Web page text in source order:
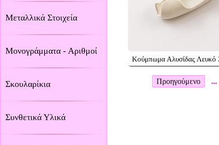
Μεταλλικά Στοιχεία
Μονογράμματα - Αριθμοί
Σκουλαρίκια
Συνθετικά Υλικά
Κούμπωμα Αλυσίδας Λευκό
Προηγούμενο ...